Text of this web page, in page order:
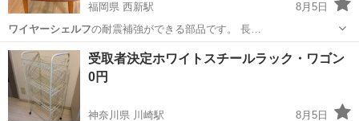
福岡県 西新駅
8月5日
ワイヤーシェルフの耐震補強ができる部品です。 長…
福岡 福岡市 西新駅 収納家具
受取者決定ホワイトスチールラック・ワゴン
0円
神奈川県 川崎駅
8月5日